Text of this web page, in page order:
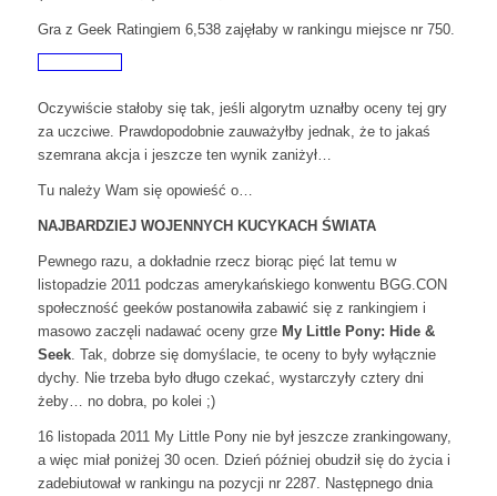
Gra z Geek Ratingiem 6,538 zajęłaby w rankingu miejsce nr 750.
Oczywiście stałoby się tak, jeśli algorytm uznałby oceny tej gry
za uczciwe. Prawdopodobnie zauważyłby jednak, że to jakaś
szemrana akcja i jeszcze ten wynik zaniżył…
Tu należy Wam się opowieść o…
NAJBARDZIEJ WOJENNYCH KUCYKACH ŚWIATA
Pewnego razu, a dokładnie rzecz biorąc pięć lat temu w
listopadzie 2011 podczas amerykańskiego konwentu BGG.CON
społeczność geeków postanowiła zabawić się z rankingiem i
masowo zaczęli nadawać oceny grze My Little Pony: Hide &
Seek. Tak, dobrze się domyślacie, te oceny to były wyłącznie
dychy. Nie trzeba było długo czekać, wystarczyły cztery dni
żeby… no dobra, po kolei ;)
16 listopada 2011 My Little Pony nie był jeszcze zrankingowany,
a więc miał poniżej 30 ocen. Dzień później obudził się do życia i
zadebiutował w rankingu na pozycji nr 2287. Następnego dnia